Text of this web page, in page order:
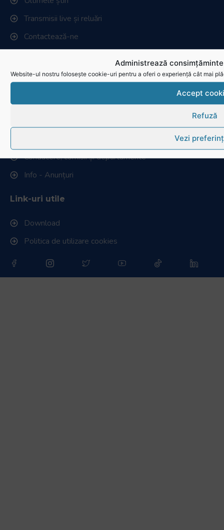
Administrează
Website-ul nostru folosește cookie-uri pentru a oferi o experiență cât mai
Accept
Refuză
Vezi
Transmisii live și reluări
Contactează-ne
Federația Româna de Rugby
Istoric rugby în România
Conducere, comisii și departamente
Info - Anunțuri
Link-uri utile
Download
Politica de utilizare cookies